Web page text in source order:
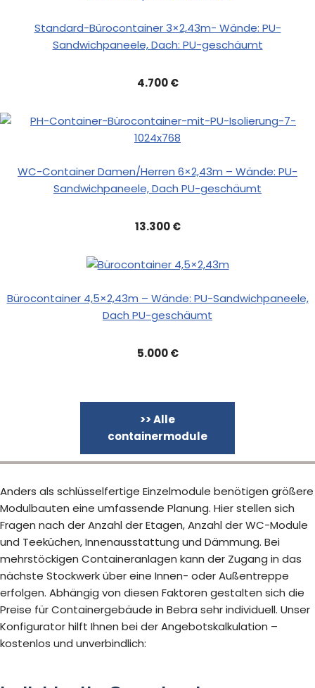
Standard-Bürocontainer 3×2,43m- Wände: PU-
Sandwichpaneele, Dach: PU-geschäumt
4.700 €
WC-Container Damen/Herren 6×2,43m – Wände: PU-
Sandwichpaneele, Dach PU-geschäumt
13.300 €
Bürocontainer 4,5×2,43m – Wände: PU-Sandwichpaneele,
Dach PU-geschäumt
5.000 €
>> Alle
containermodule
Anders als schlüsselfertige Einzelmodule benötigen größere
Modulbauten eine umfassende Planung. Hier stellen sich
Fragen nach der Anzahl der Etagen, Anzahl der WC-Module
und Teeküchen, Innenausstattung und Dämmung. Bei
mehrstöckigen Containeranlagen kann der Zugang in das
nächste Stockwerk über eine Innen- oder Außentreppe
erfolgen. Abhängig von diesen Faktoren gestalten sich die
Preise für Containergebäude in Bebra sehr individuell. Unser
Konfigurator hilft Ihnen bei der Angebotskalkulation –
kostenlos und unverbindlich: